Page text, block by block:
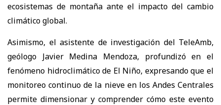
ecosistemas de montaña ante el impacto del cambio
climático global.
Asimismo, el asistente de investigación del TeleAmb,
geólogo Javier Medina Mendoza, profundizó en el
fenómeno hidroclimático de El Niño, expresando que el
monitoreo continuo de la nieve en los Andes Centrales
permite dimensionar y comprender cómo este evento